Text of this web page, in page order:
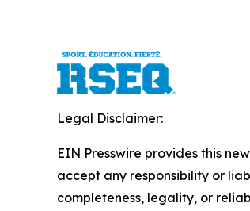
Legal Disclaimer:
EIN Presswire provides this
accept any responsibility or
completeness, legality, or